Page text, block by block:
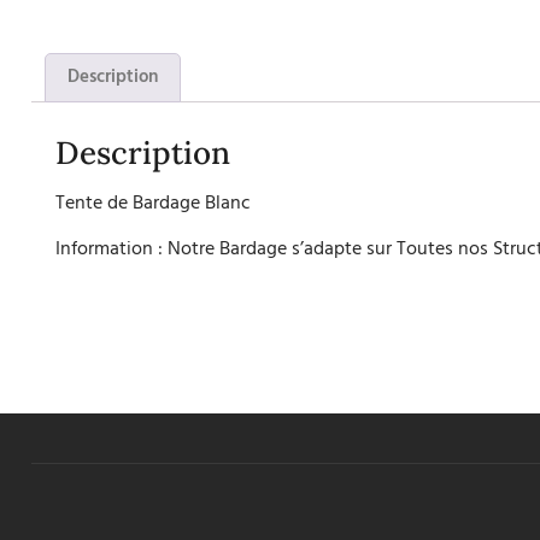
Description
Description
Tente de Bardage Blanc
Information : Notre Bardage s’adapte sur Toutes nos